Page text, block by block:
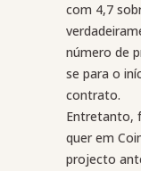
com 4,7
número de
se para o
contrato.
Entretanto,
quer em
projecto